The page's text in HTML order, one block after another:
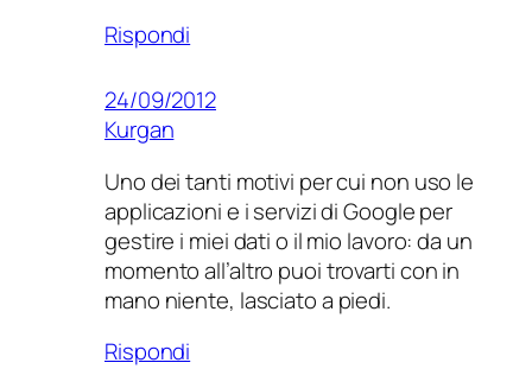
Rispondi
24/09/2012
Kurgan
Uno dei tanti motivi per cui non uso le
applicazioni e i servizi di Google per
gestire i miei dati o il mio lavoro: da un
momento all’altro puoi trovarti con in
mano niente, lasciato a piedi.
Rispondi